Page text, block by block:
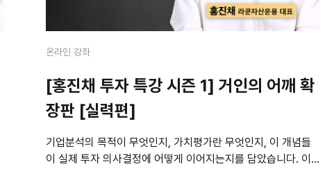
온라인 강좌
[홍진채 투자 특강 시즌 1] 거인의 어깨 확
장판 [실력편]
기업분석의 목적이 무엇인지, 가치평가란 무엇인지, 이 개념들
이 실제 투자 의사결정에 어떻게 이어지는지를 담았습니다. 이